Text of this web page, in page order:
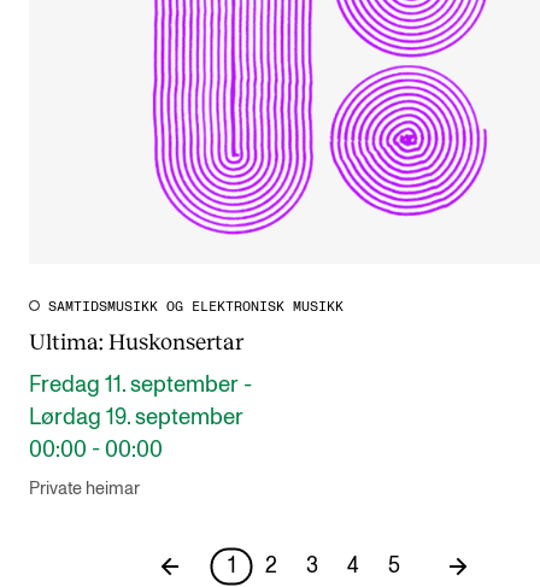
SAMTIDSMUSIKK OG ELEKTRONISK MUSIKK
Ultima: Huskonsertar
Fredag 11. september -
Lørdag 19. september
00:00 - 00:00
Private heimar
1 2 3 4 5